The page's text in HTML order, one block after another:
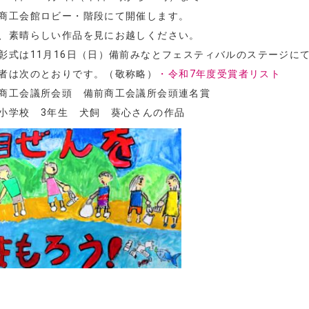
工会館ロビー・階段にて開催します。
素晴らしい作品を見にお越しください。
式は11月16日（日）備前みなとフェスティバルのステージに
は次のとおりです。（敬称略）
・令和7年度受賞者リスト
工会議所会頭 備前商工会議所会頭連名賞
学校 3年生 犬飼 葵心さんの作品